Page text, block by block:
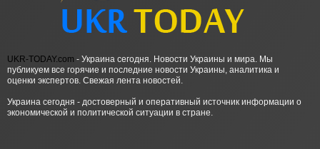
UKR-TODAY.com - Украина сегодня. Новости Украины и мира. Мы
публикуем все горячие и последние новости Украины, аналитика и
оценки экспертов. Свежая лента новостей.
Украина сегодня - достоверный и оперативный источник информации о
экономической и политической ситуации в стране.